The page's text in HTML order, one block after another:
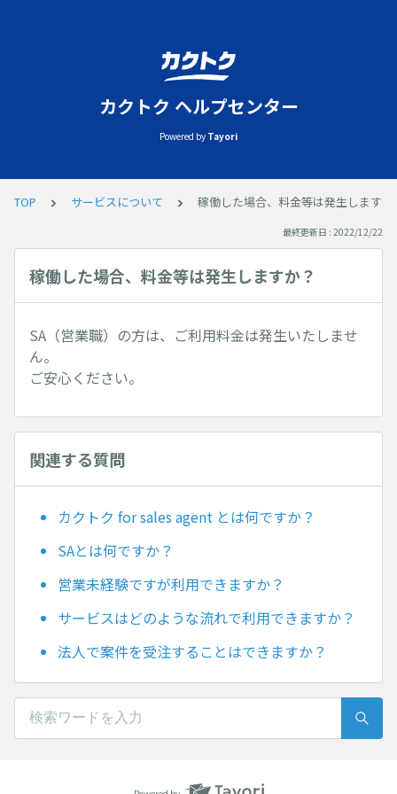
カクトク ヘルプセンター
Powered by Tayori
TOP サービスについて 稼働した場合、料金等は発生しますか
最終更新日 : 2022/12/22
稼働した場合、料金等は発生しますか？
SA（営業職）の方は、ご利用料金は発生いたしませ
ん。
ご安心ください。
関連する質問
カクトク for sales agent とは何ですか？
SAとは何ですか？
営業未経験ですが利用できますか？
サービスはどのような流れで利用できますか？
法人で案件を受注することはできますか？